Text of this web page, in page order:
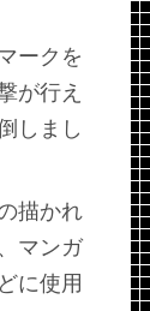
ークを
が行え
しまし
描かれ
マンガ
に使用